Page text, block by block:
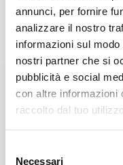
annunci, per fornire
analizzare il nostro
informazioni sul
nostri partner che si
pubblicità e social
con altre informazioni
raccolto dal tuo
Necessari
Encuentra el
de venta más
cercano